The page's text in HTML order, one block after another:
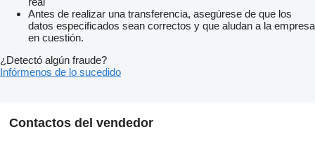
Antes de realizar una transferencia, asegúrese de que los
datos especificados sean correctos y que aludan a la empresa
en cuestión.
¿Detectó algún fraude?
Infórmenos de lo sucedido
Contactos del vendedor